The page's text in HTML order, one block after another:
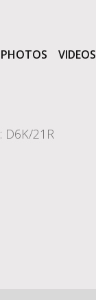
PHOTOS VIDEOS
: D6K/21R